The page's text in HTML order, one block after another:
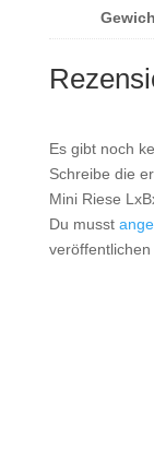
Es gibt noch
Schreibe die
Mini Riese
Du musst
veröffentlichen